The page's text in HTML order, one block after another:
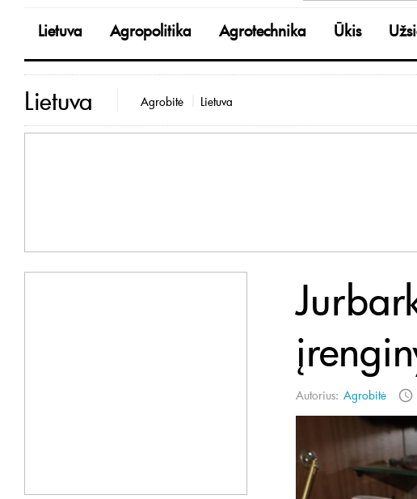
Lietuva Agropolitika Agrotechnika Ūkis
Lietuva Agrobitė Lietuva
Autorius: Agrobitė